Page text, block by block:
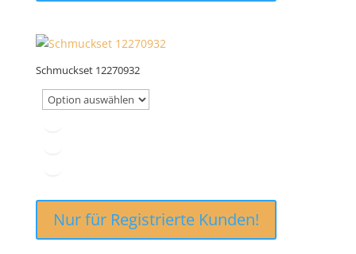
Schmuckset 12270932
Nur für Registrierte Kunden!